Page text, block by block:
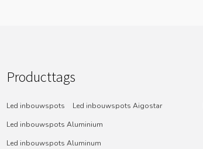
Producttags
Led inbouwspots
Led inbouwspots Aigostar
Led inbouwspots Aluminium
Led inbouwspots Aluminum